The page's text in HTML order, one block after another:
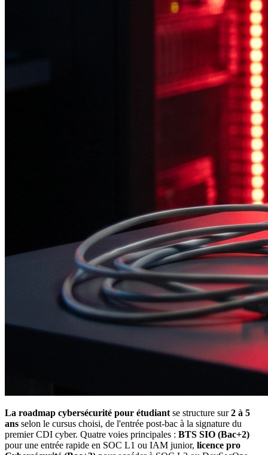
La roadmap cybersécurité pour étudiant se structure sur2 à 5
ans selon le cursus choisi, de l'entrée post-bac à la signature du
premier CDI cyber. Quatre voies principales : BTS SIO (Bac+2)
pour une entrée rapide en SOC L1 ou IAM junior, licence pro